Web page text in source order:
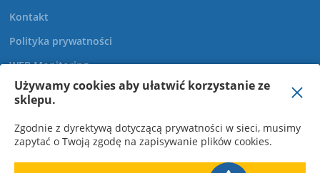
Używamy cookies aby ułatwić korzystanie ze
sklepu.
Zgodnie z dyrektywą dotyczącą prywatności w sieci, musimy
zapytać o Twoją zgodę na zapisywanie plików cookies.
Kontakt
Polityka prywatności
WEB Monitoring